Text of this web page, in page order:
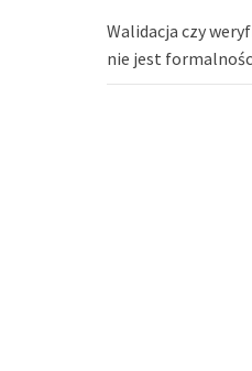
Walidacja czy
nie jest